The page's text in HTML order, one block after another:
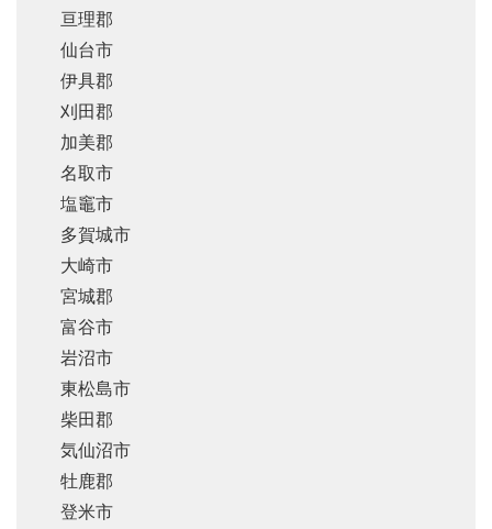
亘理郡
仙台市
伊具郡
刈田郡
加美郡
名取市
塩竈市
多賀城市
大崎市
宮城郡
富谷市
岩沼市
東松島市
柴田郡
気仙沼市
牡鹿郡
登米市